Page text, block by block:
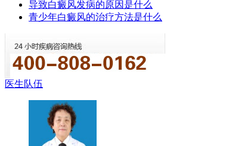
导致白癜风发病的原因是什么
青少年白癜风的治疗方法是什么
医生队伍